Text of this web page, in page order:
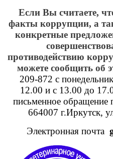
Если Вы считаете,
факты коррупции, а
конкретные
противодействию
можете сообщить об
209-872 с
12.00 и с 13.00 до
письменное обращение
664007 г.Иркутск,
Электронная почта